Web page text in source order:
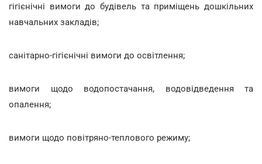
гігієнічні вимоги до будівель та приміщень дошкільних
навчальних закладів;
санітарно-гігієнічні вимоги до освітлення;
вимоги щодо водопостачання, водовідведення та
опалення;
вимоги щодо повітряно-теплового режиму;